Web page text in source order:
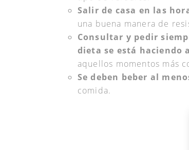
Salir de casa en las
una buena manera de
Consultar y pedir
dieta se está haciendo
aquellos momentos más
Se deben beber al
comida.